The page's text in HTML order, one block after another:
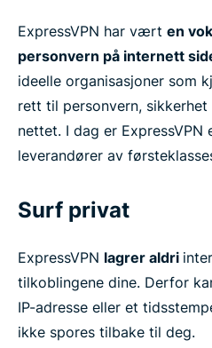
ExpressVPN har vært en
personvern på internett
ideelle organisasjoner som
rett til personvern,
nettet. I dag er ExpressVPN
leverandører av
Surf privat
ExpressVPN lagrer aldri
tilkoblingene dine. Derfor
IP-adresse eller et
ikke spores tilbake til deg.